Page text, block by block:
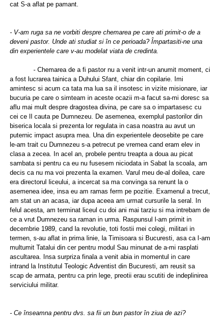
cat S-a aflat pe pamant.
- V-am ruga sa ne vorbiti despre chemarea pe care ati primit-o de a
deveni pastor. Unde ati studiat si în ce perioada? Împartasiti-ne una
din experientele care v-au modelat viata de credinta.
- Chemarea de a fi pastor nu a venit intr-un anumit moment, ci
a fost lucrarea tainica a Duhului Sfant, chiar din copilarie. Imi
amintesc si acum ca tata ma lua sa il insotesc in vizite misionare, iar
bucuria pe care o simteam in aceste ocazii m-a facut sa-mi doresc sa
aflu mai mult despre dragostea divina, pe care sa o impartasesc cu
cei ce Il cauta pe Dumnezeu. De asemenea, exemplul pastorilor din
biserica locala si prezenta lor regulata in casa noastra au avut un
puternic impact asupra mea. Una din experientele deosebite pe care
le-am trait cu Dumnezeu s-a petrecut pe vremea cand eram elev in
clasa a zecea. In acel an, probele pentru treapta a doua au picat
sambata si pentru ca eu nu fusesem niciodata in Sabat la scoala, am
decis ca nu ma voi prezenta la examen. Varul meu de-al doilea, care
era directorul liceului, a incercat sa ma convinga sa renunt la o
asemenea idee, insa eu am ramas ferm pe pozitie. Examenul a trecut,
am stat un an acasa, iar dupa aceea am urmat cursurile la seral. In
felul acesta, am terminat liceul cu doi ani mai tarziu si ma intrebam de
ce a vrut Dumnezeu sa raman in urma. Raspunsul l-am primit in
decembrie 1989, cand la revolutie, toti fostii mei colegi, militari in
termen, s-au aflat in prima linie, la Timisoara si Bucuresti, asa ca I-am
multumit Tatalui din cer pentru modul Sau minunat de a-mi rasplati
ascultarea. Insa surpriza finala a venit abia in momentul in care
intrand la Institutul Teologic Adventist din Bucuresti, am reusit sa
scap de armata, pentru ca prin lege, preotii erau scutiti de indeplinirea
serviciului militar.
- Ce înseamna pentru dvs. sa fii un bun pastor în ziua de azi?